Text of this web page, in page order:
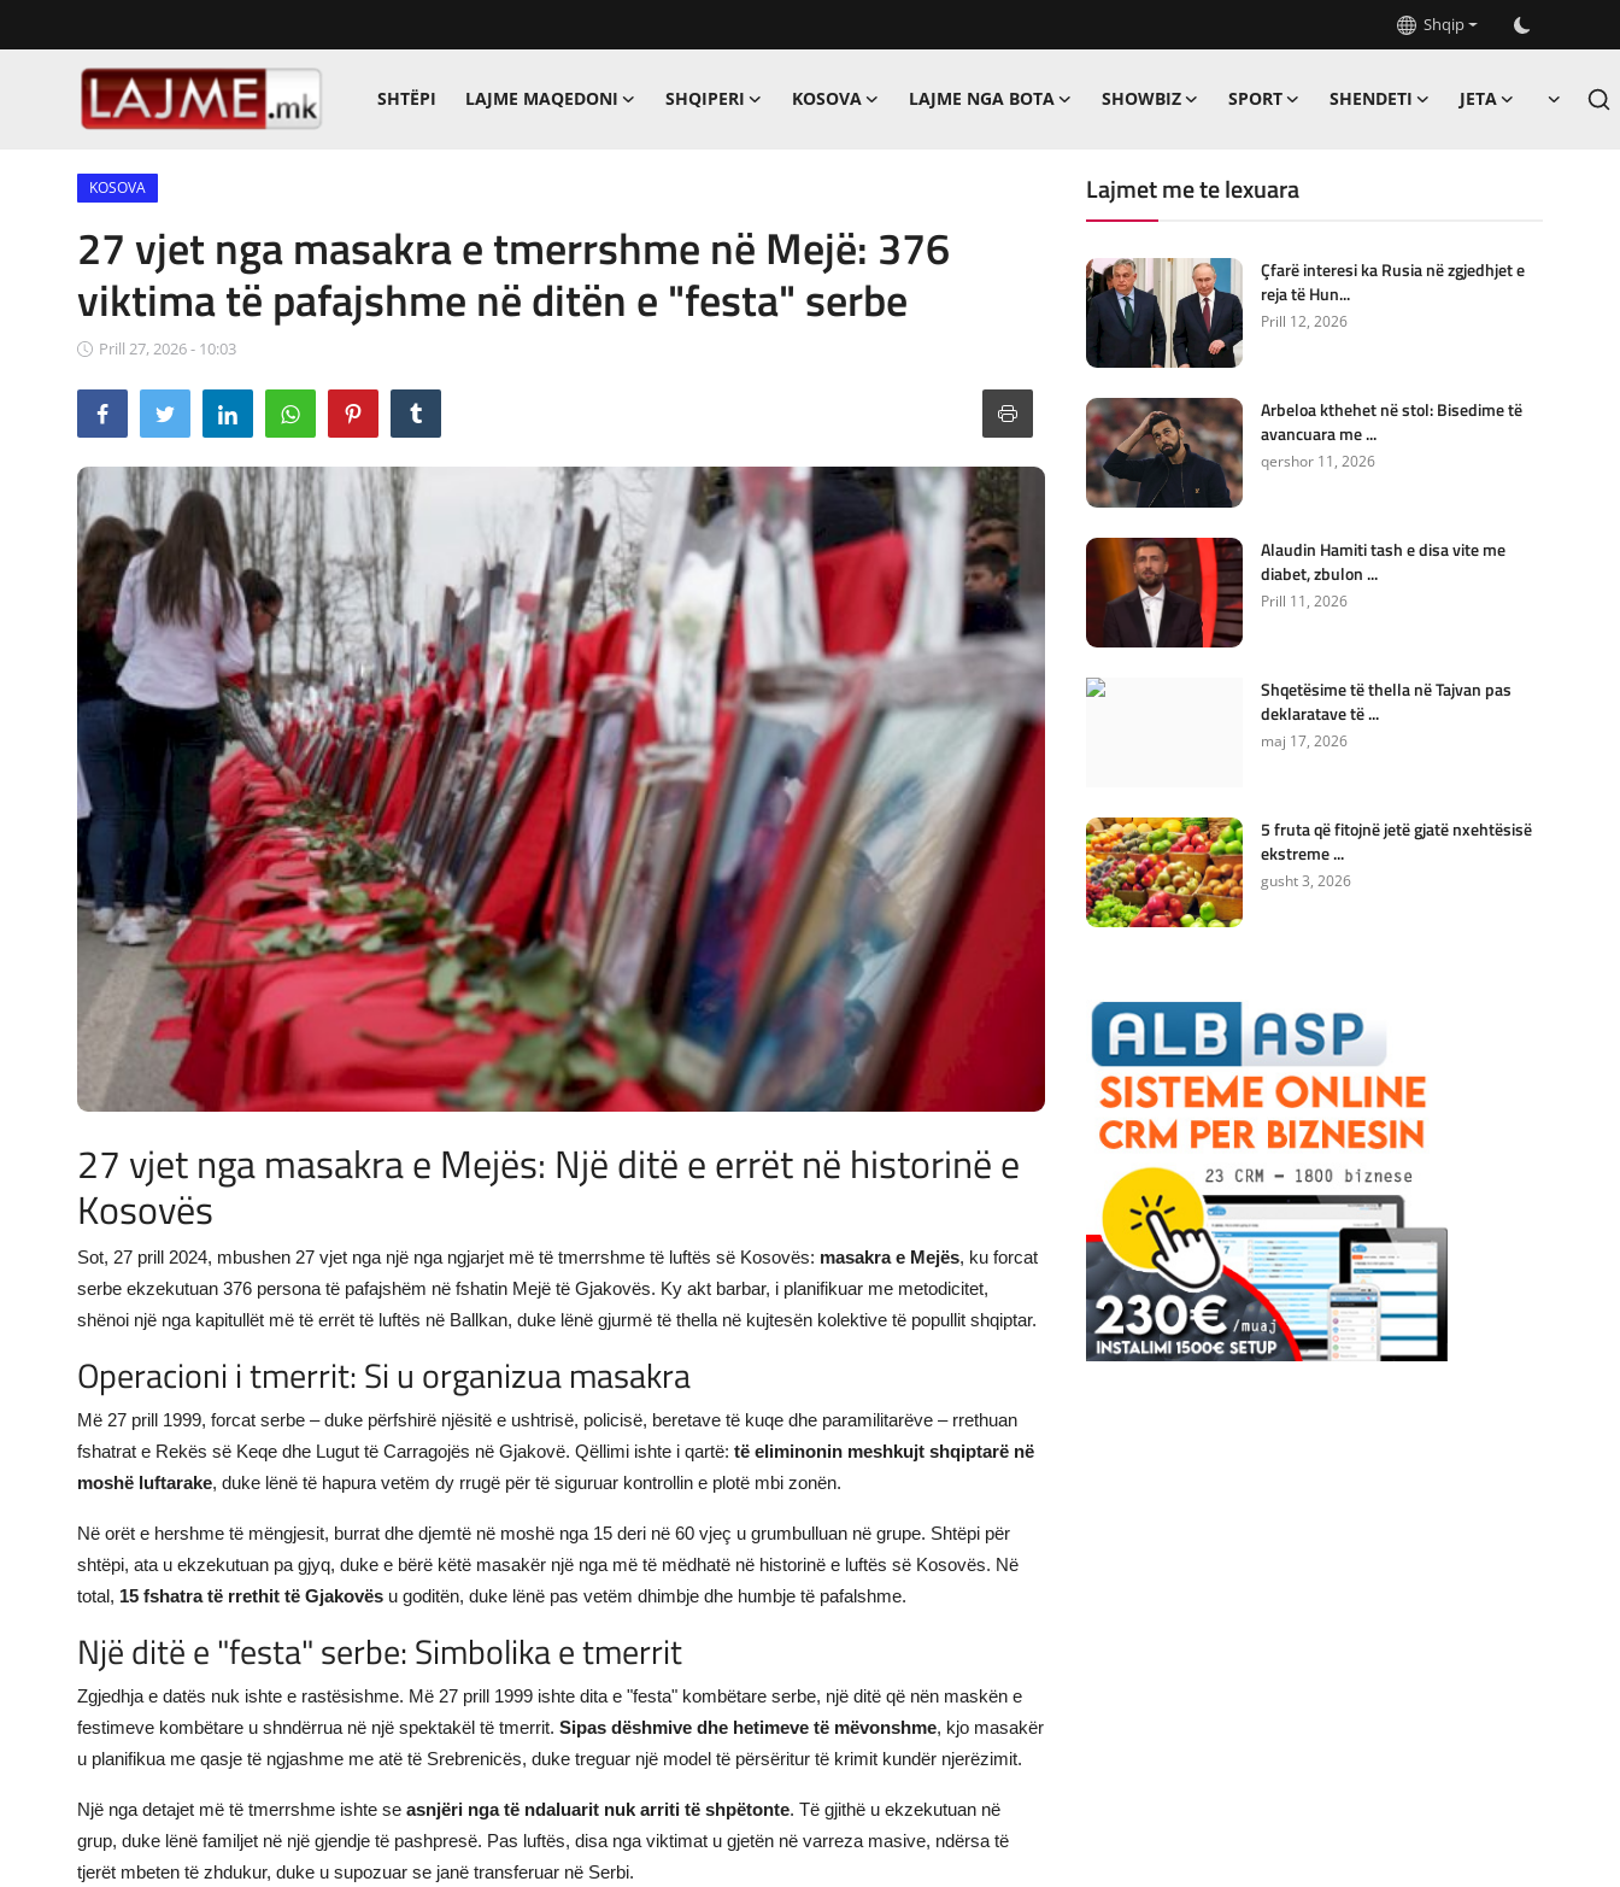
Shqip
SHTËPI LAJME MAQEDONI SHQIPERI KOSOVA LAJME NGA BOTA SHOWBIZ SPORT SHENDETI JETA
LAJME MAQEDONI
SHQIPERI
KOSOVA
LAJME NGA BOTA
SHOWBIZ
SHENDETI
Shqip
KOSOVA
27 vjet nga masakra e tmerrshme në Mejë: 376
viktima të pafajshme në ditën e "festa" serbe
Prill 27, 2026 - 10:03
27 vjet nga masakra e Mejës: Një ditë e errët në historinë e
Kosovës
Sot, 27 prill 2024, mbushen 27 vjet nga një nga ngjarjet më të tmerrshme të luftës së Kosovës: masakra e Mejës, ku forcat
serbe ekzekutuan 376 persona të pafajshëm në fshatin Mejë të Gjakovës. Ky akt barbar, i planifikuar me metodicitet,
shënoi një nga kapitullët më të errët të luftës në Ballkan, duke lënë gjurmë të thella në kujtesën kolektive të popullit shqiptar.
Operacioni i tmerrit: Si u organizua masakra
Më 27 prill 1999, forcat serbe – duke përfshirë njësitë e ushtrisë, policisë, beretave të kuqe dhe paramilitarëve – rrethuan
fshatrat e Rekës së Keqe dhe Lugut të Carragojës në Gjakovë. Qëllimi ishte i qartë: të eliminonin meshkujt shqiptarë në
moshë luftarake, duke lënë të hapura vetëm dy rrugë për të siguruar kontrollin e plotë mbi zonën.
Në orët e hershme të mëngjesit, burrat dhe djemtë në moshë nga 15 deri në 60 vjeç u grumbulluan në grupe. Shtëpi për
shtëpi, ata u ekzekutuan pa gjyq, duke e bërë këtë masakër një nga më të mëdhatë në historinë e luftës së Kosovës. Në
total, 15 fshatra të rrethit të Gjakovës u goditën, duke lënë pas vetëm dhimbje dhe humbje të pafalshme.
Një ditë e "festa" serbe: Simbolika e tmerrit
Zgjedhja e datës nuk ishte e rastësishme. Më 27 prill 1999 ishte dita e "festa" kombëtare serbe, një ditë që nën maskën e
festimeve kombëtare u shndërrua në një spektakël të tmerrit. Sipas dëshmive dhe hetimeve të mëvonshme, kjo masakër
u planifikua me qasje të ngjashme me atë të Srebrenicës, duke treguar një model të përsëritur të krimit kundër njerëzimit.
Një nga detajet më të tmerrshme ishte se asnjëri nga të ndaluarit nuk arriti të shpëtonte. Të gjithë u ekzekutuan në
grup, duke lënë familjet në një gjendje të pashpresë. Pas luftës, disa nga viktimat u gjetën në varreza masive, ndërsa të
tjerët mbeten të zhdukur, duke u supozuar se janë transferuar në Serbi.
Lajmet me te lexuara
Çfarë interesi ka Rusia në zgjedhjet e
reja të Hun...
Prill 12, 2026
Arbeloa kthehet në stol: Bisedime të
avancuara me ...
qershor 11, 2026
Alaudin Hamiti tash e disa vite me
diabet, zbulon ...
Prill 11, 2026
Shqetësime të thella në Tajvan pas
deklaratave të ...
maj 17, 2026
5 fruta që fitojnë jetë gjatë nxehtësisë
ekstreme ...
gusht 3, 2026